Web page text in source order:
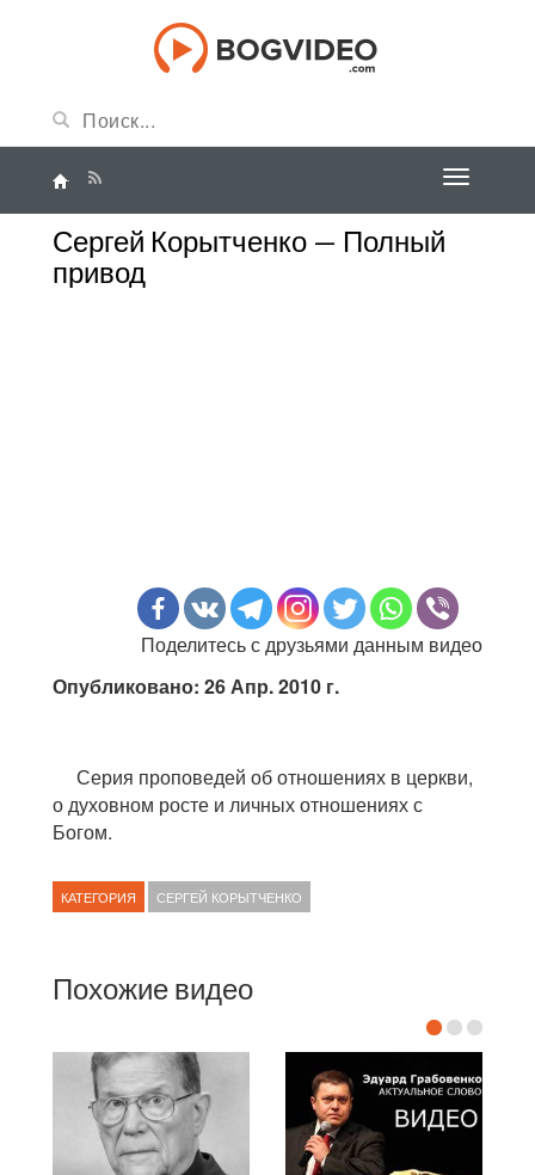
Сергей Корытченко — Полный
привод
Поделитесь с друзьями данным видео
Опубликовано: 26 Апр. 2010 г.
Серия проповедей об отношениях в церкви,
о духовном росте и личных отношениях с
Богом.
КАТЕГОРИЯ СЕРГЕЙ КОРЫТЧЕНКО
Похожие видео